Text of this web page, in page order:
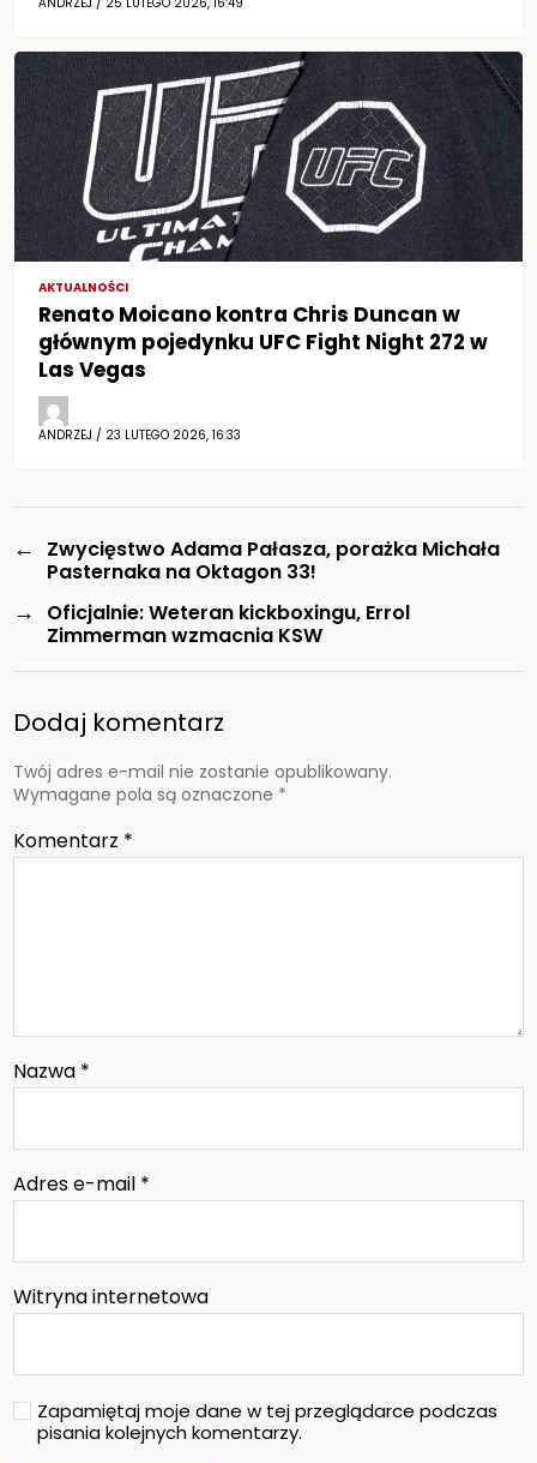
AKTUALNOŚCI
Renato Moicano kontra Chris Duncan w
głównym pojedynku UFC Fight Night 272 w
Las Vegas
ANDRZEJ / 23 LUTEGO 2026, 16:33
←
Zwycięstwo Adama Pałasza, porażka Michała
Pasternaka na Oktagon 33!
→
Oficjalnie: Weteran kickboxingu, Errol
Zimmerman wzmacnia KSW
Dodaj komentarz
Twój adres e-mail nie zostanie opublikowany.
Wymagane pola są oznaczone *
Komentarz *
Nazwa *
Adres e-mail *
Witryna internetowa
Zapamiętaj moje dane w tej przeglądarce podczas
pisania kolejnych komentarzy.